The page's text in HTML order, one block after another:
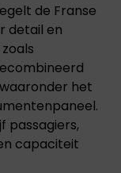
de Franse
detail en
het
passagiers,
capaciteit